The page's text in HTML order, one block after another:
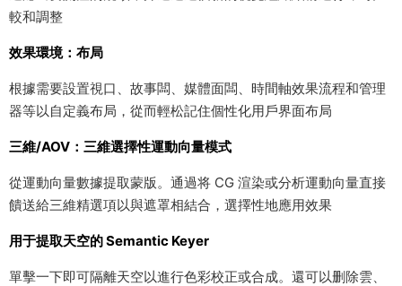
較和調整
效果環境：布局
根據需要設置視口、故事闆、媒體面闆、時間軸效果流程和管理
器等以自定義布局，從而輕松記住個性化用戶界面布局
三維/AOV：三維選擇性運動向量模式
從運動向量數據提取蒙版。通過将 CG 渲染或分析運動向量直接
饋送給三維精選項以與遮罩相結合，選擇性地應用效果
用于提取天空的 Semantic Keyer
單擊一下即可隔離天空以進行色彩校正或合成。還可以删除雲、